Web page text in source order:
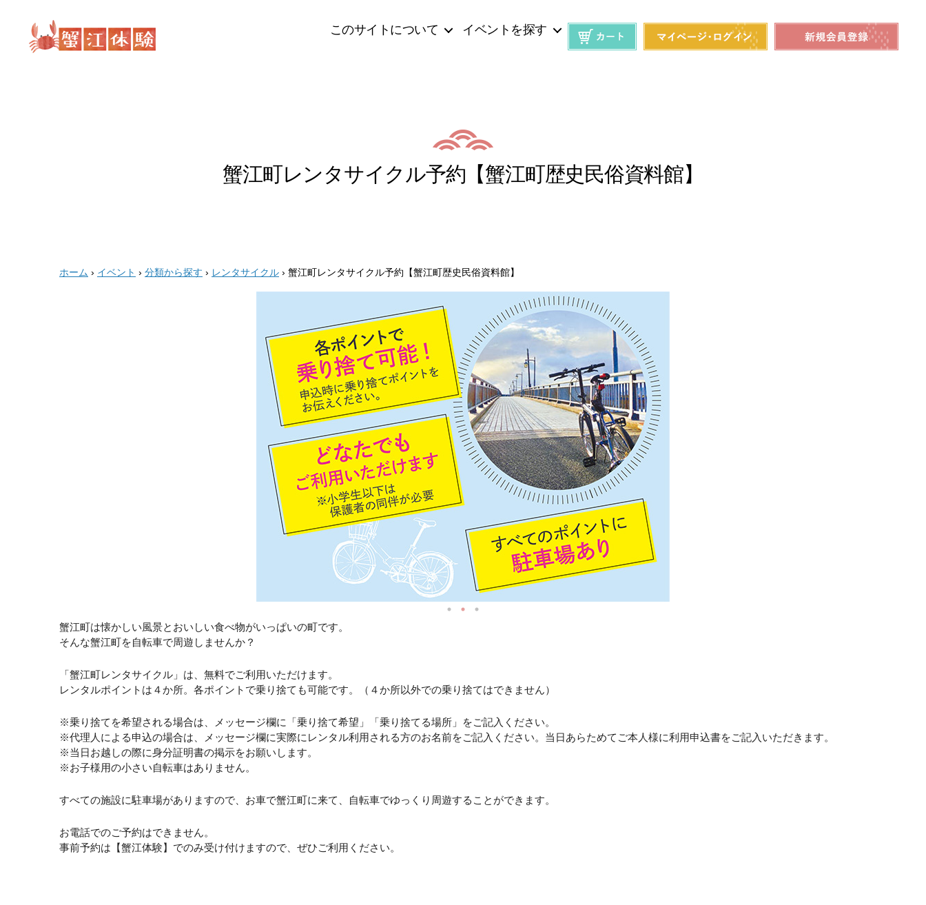
このサイトについて イベントを探す
蟹江町レンタサイクル予約【蟹江町歴史民俗資料館】
ホーム › イベント › 分類から探す › レンタサイクル › 蟹江町レンタサイクル予約【蟹江町歴史民俗資料館】
蟹江町は懐かしい風景とおいしい食べ物がいっぱいの町です。
そんな蟹江町を自転車で周遊しませんか？
「蟹江町レンタサイクル」は、無料でご利用いただけます。
レンタルポイントは４か所。各ポイントで乗り捨ても可能です。（４か所以外での乗り捨てはできません）
※乗り捨てを希望される場合は、メッセージ欄に「乗り捨て希望」「乗り捨てる場所」をご記入ください。
※代理人による申込の場合は、メッセージ欄に実際にレンタル利用される方のお名前をご記入ください。当日あらためてご本人様に利用申込書をご記入いただきます。
※当日お越しの際に身分証明書の掲示をお願いします。
※お子様用の小さい自転車はありません。
すべての施設に駐車場がありますので、お車で蟹江町に来て、自転車でゆっくり周遊することができます。
お電話でのご予約はできません。
事前予約は【蟹江体験】でのみ受け付けますので、ぜひご利用ください。